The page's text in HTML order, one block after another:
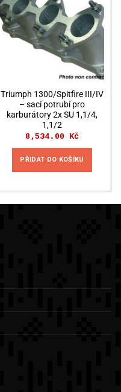
Triumph 1300/Spitfire III/IV
– sací potrubí pro
karburátory 2x SU 1,1/4,
1,1/2
8,534.00 Kč
PŘIDAT DO KOŠÍKU